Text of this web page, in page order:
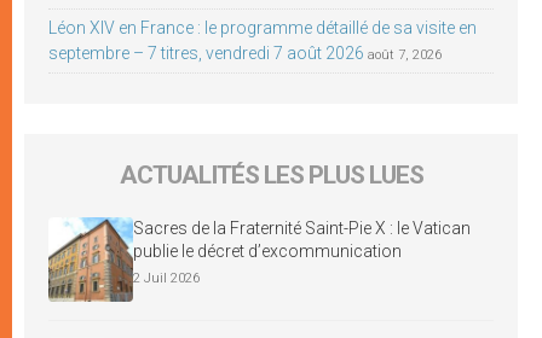
Léon XIV en France : le programme détaillé de sa visite en
septembre – 7 titres, vendredi 7 août 2026 août 7, 2026
ACTUALITÉS LES PLUS LUES
Sacres de la Fraternité Saint-Pie X : le Vatican
publie le décret d’excommunication
2 Juil 2026